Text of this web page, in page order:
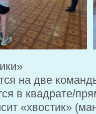
»
на две
в квадрате/
«хвостик»